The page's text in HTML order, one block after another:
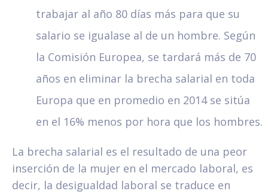
trabajar al año 80 días más para que su
salario se igualase al de un hombre. Según
la Comisión Europea, se tardará más de 70
años en eliminar la brecha salarial en toda
Europa que en promedio en 2014 se sitúa
en el 16% menos por hora que los hombres.
La brecha salarial es el resultado de una peor
inserción de la mujer en el mercado laboral, es
decir, la desigualdad laboral se traduce en